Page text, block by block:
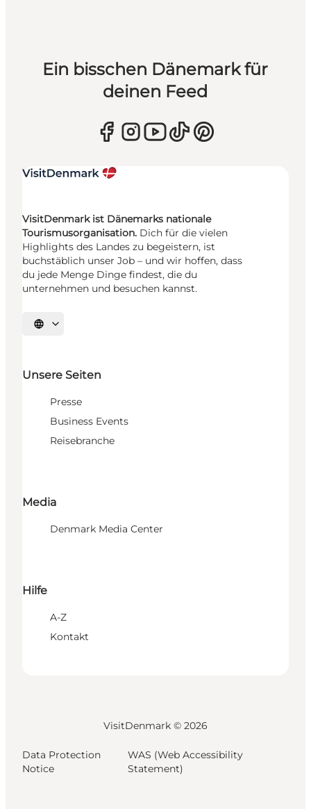
Ein bisschen Dänemark für
deinen Feed
VisitDenmark ist Dänemarks nationale
Tourismusorganisation. Dich für die vielen
Highlights des Landes zu begeistern, ist
buchstäblich unser Job – und wir hoffen, dass
du jede Menge Dinge findest, die du
unternehmen und besuchen kannst.
Sprache auswählen
Unsere Seiten
Presse
Business Events
Reisebranche
Media
Denmark Media Center
Hilfe
A-Z
Kontakt
VisitDenmark © 2026
Data Protection
Notice
WAS (Web Accessibility
Statement)